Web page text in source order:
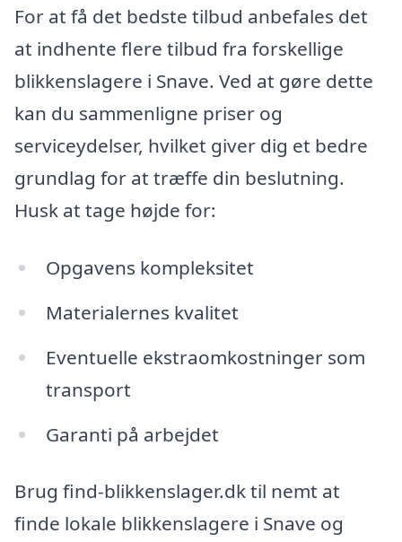
For at få det bedste tilbud anbefales det
at indhente flere tilbud fra forskellige
blikkenslagere i Snave. Ved at gøre dette
kan du sammenligne priser og
serviceydelser, hvilket giver dig et bedre
grundlag for at træffe din beslutning.
Husk at tage højde for:
Opgavens kompleksitet
Materialernes kvalitet
Eventuelle ekstraomkostninger som
transport
Garanti på arbejdet
Brug find-blikkenslager.dk til nemt at
finde lokale blikkenslagere i Snave og